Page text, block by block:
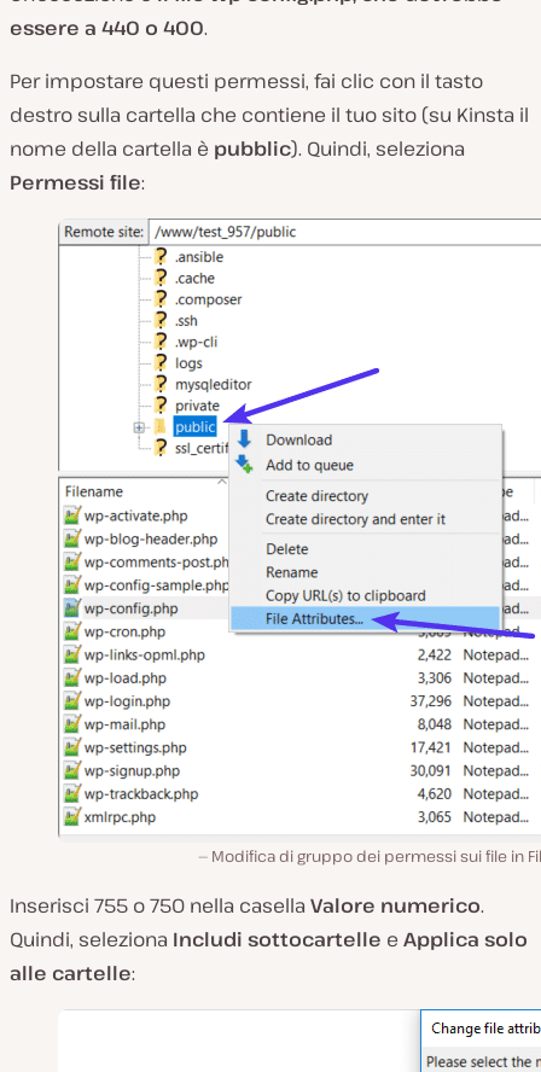
essere a 440 o 400.
Per impostare questi permessi, fai clic con il tasto
destro sulla cartella che contiene il tuo sito (su Kinsta il
nome della cartella è pubblic). Quindi, seleziona
Permessi file:
Modifica di gruppo dei permessi sui file in
Inserisci 755 o 750 nella casella Valore numerico.
Quindi, seleziona Includi sottocartelle e Applica solo
alle cartelle: